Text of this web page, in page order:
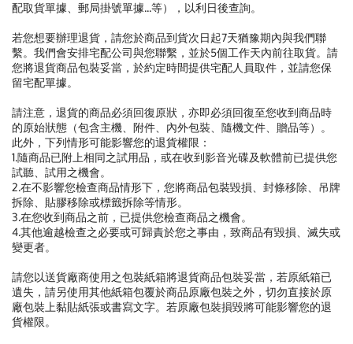
配取貨單據、郵局掛號單據...等），以利日後查詢。
若您想要辦理退貨，請您於商品到貨次日起7天猶豫期內與我們聯
繫。我們會安排宅配公司與您聯繫，並於5個工作天內前往取貨。請
您將退貨商品包裝妥當，於約定時間提供宅配人員取件，並請您保
留宅配單據。
請注意，退貨的商品必須回復原狀，亦即必須回復至您收到商品時
的原始狀態（包含主機、附件、內外包裝、隨機文件、贈品等）。
此外，下列情形可能影響您的退貨權限：
1.隨商品已附上相同之試用品，或在收到影音光碟及軟體前已提供您
試聽、試用之機會。
2.在不影響您檢查商品情形下，您將商品包裝毀損、封條移除、吊牌
拆除、貼膠移除或標籤拆除等情形。
3.在您收到商品之前，已提供您檢查商品之機會。
4.其他逾越檢查之必要或可歸責於您之事由，致商品有毀損、滅失或
變更者。
請您以送貨廠商使用之包裝紙箱將退貨商品包裝妥當，若原紙箱已
遺失，請另使用其他紙箱包覆於商品原廠包裝之外，切勿直接於原
廠包裝上黏貼紙張或書寫文字。若原廠包裝損毀將可能影響您的退
貨權限。